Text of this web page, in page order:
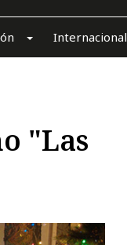
Internacional
"Las